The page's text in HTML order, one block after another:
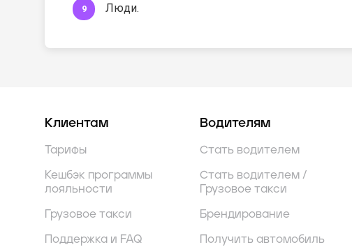
Люди.
Клиентам
Тарифы
Кешбэк программы
лояльности
Грузовое такси
Поддержка и FAQ
Водителям
Стать водителем
Стать водителем /
Грузовое такси
Брендирование
Получить автомобиль